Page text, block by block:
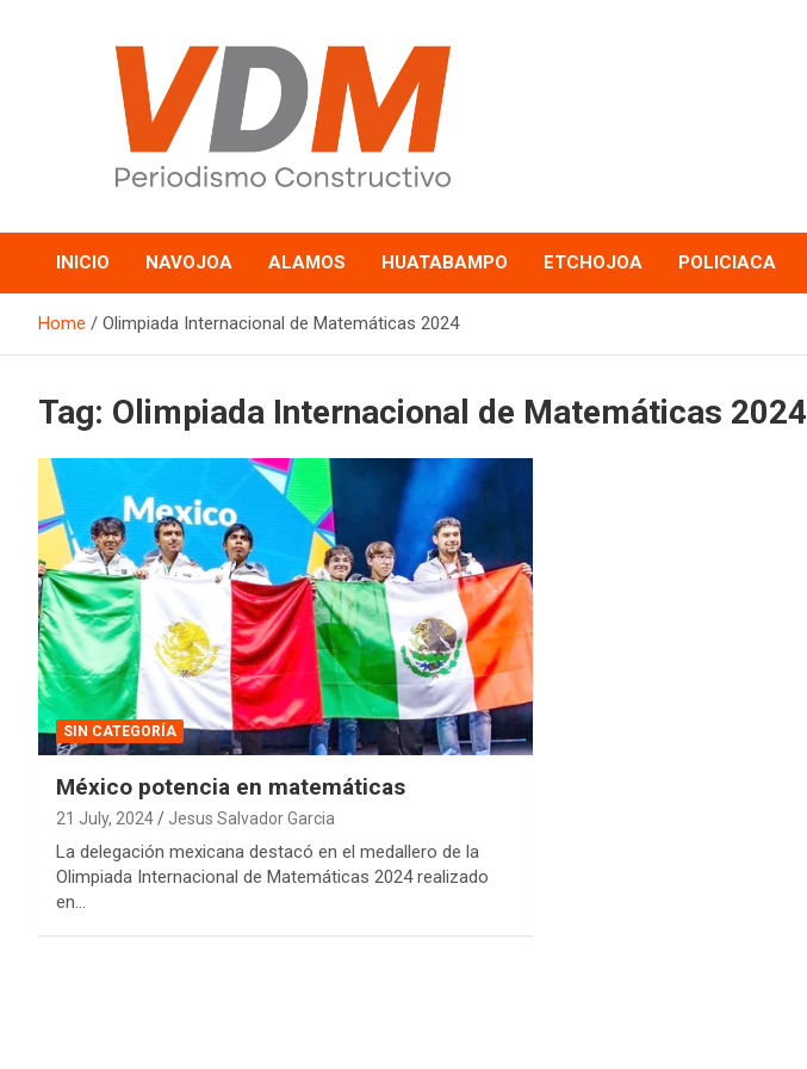
valledelmayo.com
INICIO NAVOJOA ALAMOS HUATABAMPO ETCHOJOA POLICIACA
Home Olimpiada Internacional de Matemáticas 2024
Tag: Olimpiada Internacional de Matemáticas 2024
SIN CATEGORÍA
México potencia en matemáticas
21 July, 2024 Jesus Salvador Garcia
La delegación mexicana destacó en el medallero de la
Olimpiada Internacional de Matemáticas 2024 realizado
en…